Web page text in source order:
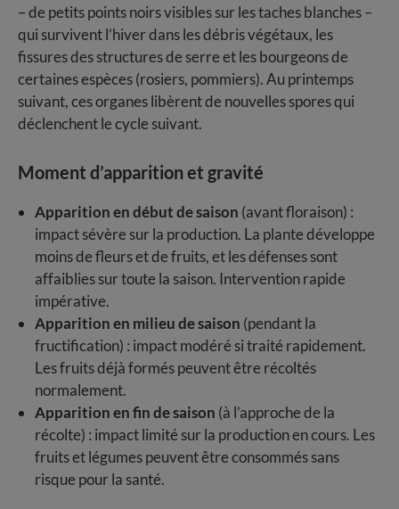
– de petits points noirs visibles sur les taches blanches –
qui survivent l’hiver dans les débris végétaux, les
fissures des structures de serre et les bourgeons de
certaines espèces (rosiers, pommiers). Au printemps
suivant, ces organes libèrent de nouvelles spores qui
déclenchent le cycle suivant.
Moment d’apparition et gravité
Apparition en début de saison (avant floraison) :
impact sévère sur la production. La plante développe
moins de fleurs et de fruits, et les défenses sont
affaiblies sur toute la saison. Intervention rapide
impérative.
Apparition en milieu de saison (pendant la
fructification) : impact modéré si traité rapidement.
Les fruits déjà formés peuvent être récoltés
normalement.
Apparition en fin de saison (à l’approche de la
récolte) : impact limité sur la production en cours. Les
fruits et légumes peuvent être consommés sans
risque pour la santé.